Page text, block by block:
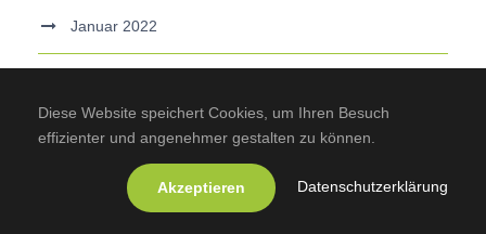
Januar 2022
November 2021
September 2021
Diese Website speichert Cookies, um Ihren Besuch
effizienter und angenehmer gestalten zu können.
Akzeptieren Datenschutzerklärung